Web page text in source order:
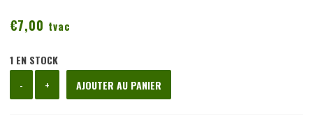
€7,00 tvac
1 EN STOCK
-
de
+ AJOUTER AU PANIER